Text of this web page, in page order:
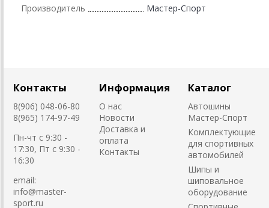
Производитель Мастер-Спорт
Контакты
8(906) 048-06-80
8(965) 174-97-49
Пн-чт с 9:30 -
17:30, Пт с 9:30 -
16:30
email:
info@master-
sport.ru
Информация
О нас
Новости
Доставка и
оплата
Контакты
Каталог
Автошины
Мастер-Спорт
Комплектующие
для спортивных
автомобилей
Шипы и
шиповальное
оборудование